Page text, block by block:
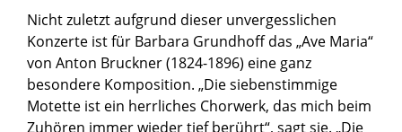
Nicht zuletzt aufgrund dieser unvergesslichen
Konzerte ist für Barbara Grundhoff das „Ave Maria“
von Anton Bruckner (1824-1896) eine ganz
besondere Komposition. „Die siebenstimmige
Motette ist ein herrliches Chorwerk, das mich beim
Zuhören immer wieder tief berührt“, sagt sie. „Die